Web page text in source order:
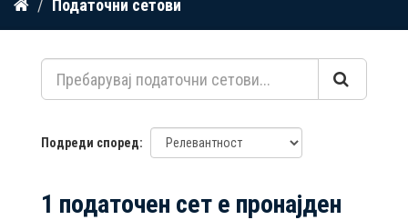
содржина
Податочни сетови
Подреди според
1 податочен сет е пронајден